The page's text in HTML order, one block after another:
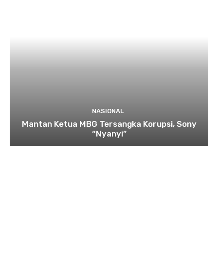
NASIONAL
Mantan Ketua MBG Tersangka Korupsi, Sony
“Nyanyi”